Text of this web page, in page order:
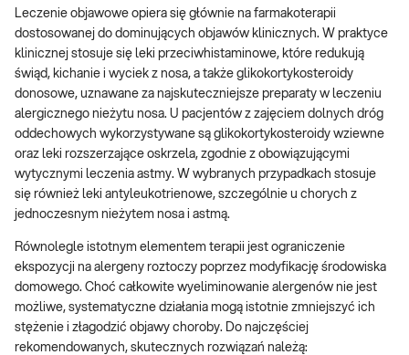
Leczenie objawowe opiera się głównie na farmakoterapii
dostosowanej do dominujących objawów klinicznych. W praktyce
klinicznej stosuje się leki przeciwhistaminowe, które redukują
świąd, kichanie i wyciek z nosa, a także glikokortykosteroidy
donosowe, uznawane za najskuteczniejsze preparaty w leczeniu
alergicznego nieżytu nosa. U pacjentów z zajęciem dolnych dróg
oddechowych wykorzystywane są glikokortykosteroidy wziewne
oraz leki rozszerzające oskrzela, zgodnie z obowiązującymi
wytycznymi leczenia astmy. W wybranych przypadkach stosuje
się również leki antyleukotrienowe, szczególnie u chorych z
jednoczesnym nieżytem nosa i astmą.
Równolegle istotnym elementem terapii jest ograniczenie
ekspozycji na alergeny roztoczy poprzez modyfikację środowiska
domowego. Choć całkowite wyeliminowanie alergenów nie jest
możliwe, systematyczne działania mogą istotnie zmniejszyć ich
stężenie i złagodzić objawy choroby. Do najczęściej
rekomendowanych, skutecznych rozwiązań należą: